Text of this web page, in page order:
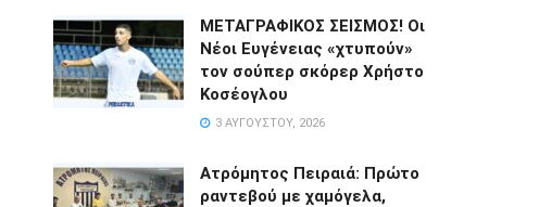
ΜΕΤΑΓΡΑΦΙΚΟΣ ΣΕΙΣΜΟΣ! Οι
Νέοι Ευγένειας «χτυπούν»
τον σούπερ σκόρερ Χρήστο
Κοσέογλου
3 ΑΥΓΟΎΣΤΟΥ, 2026
Ατρόμητος Πειραιά: Πρώτο
ραντεβού με χαμόγελα,